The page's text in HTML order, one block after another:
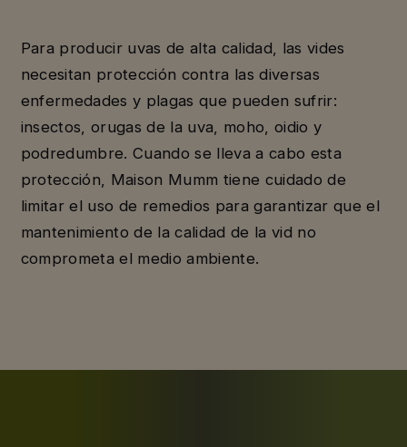
Para producir uvas de alta calidad, las vides
necesitan protección contra las diversas
enfermedades y plagas que pueden sufrir:
insectos, orugas de la uva, moho, oidio y
podredumbre. Cuando se lleva a cabo esta
protección, Maison Mumm tiene cuidado de
limitar el uso de remedios para garantizar que el
mantenimiento de la calidad de la vid no
comprometa el medio ambiente.